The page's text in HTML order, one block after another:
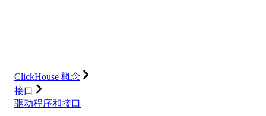
ClickHouse 概念
接口
驱动程序和接口